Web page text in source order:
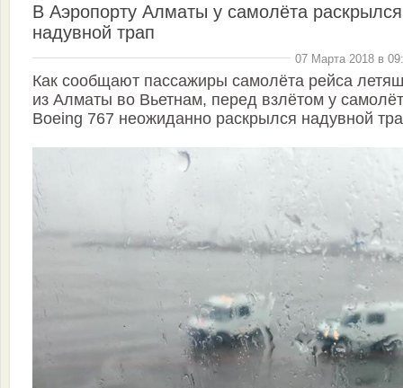
В Аэропорту Алматы у самолёта раскрылся
надувной трап
07 Марта 2018 в
Как сообщают пассажиры самолёта рейса
из Алматы во Вьетнам, перед взлётом у
Boeing 767 неожиданно раскрылся надувной